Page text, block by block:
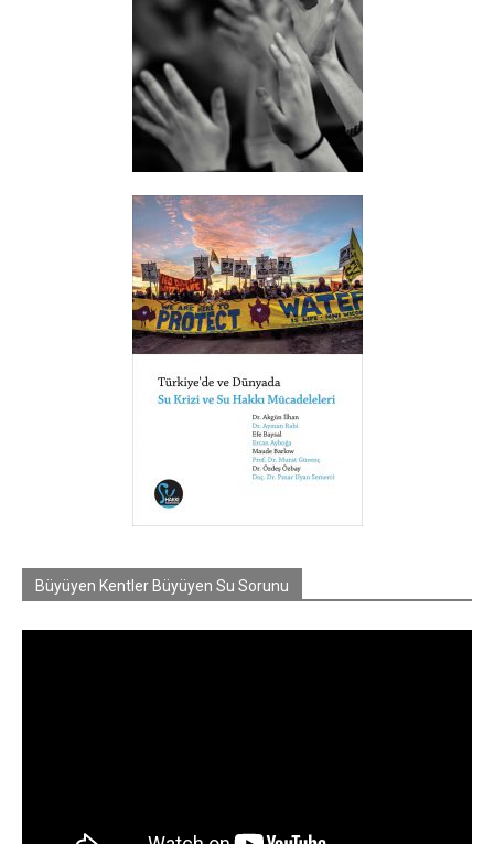
Büyüyen Kentler Büyüyen Su Sorunu